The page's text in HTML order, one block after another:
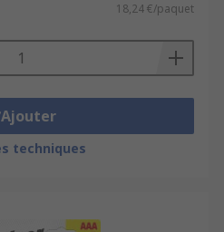
18,24 €/paquet
Ajouter
techniques